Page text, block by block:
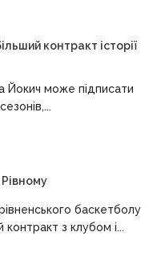
контракт історії
Йокич може підписати
баскетболу
з клубом і...